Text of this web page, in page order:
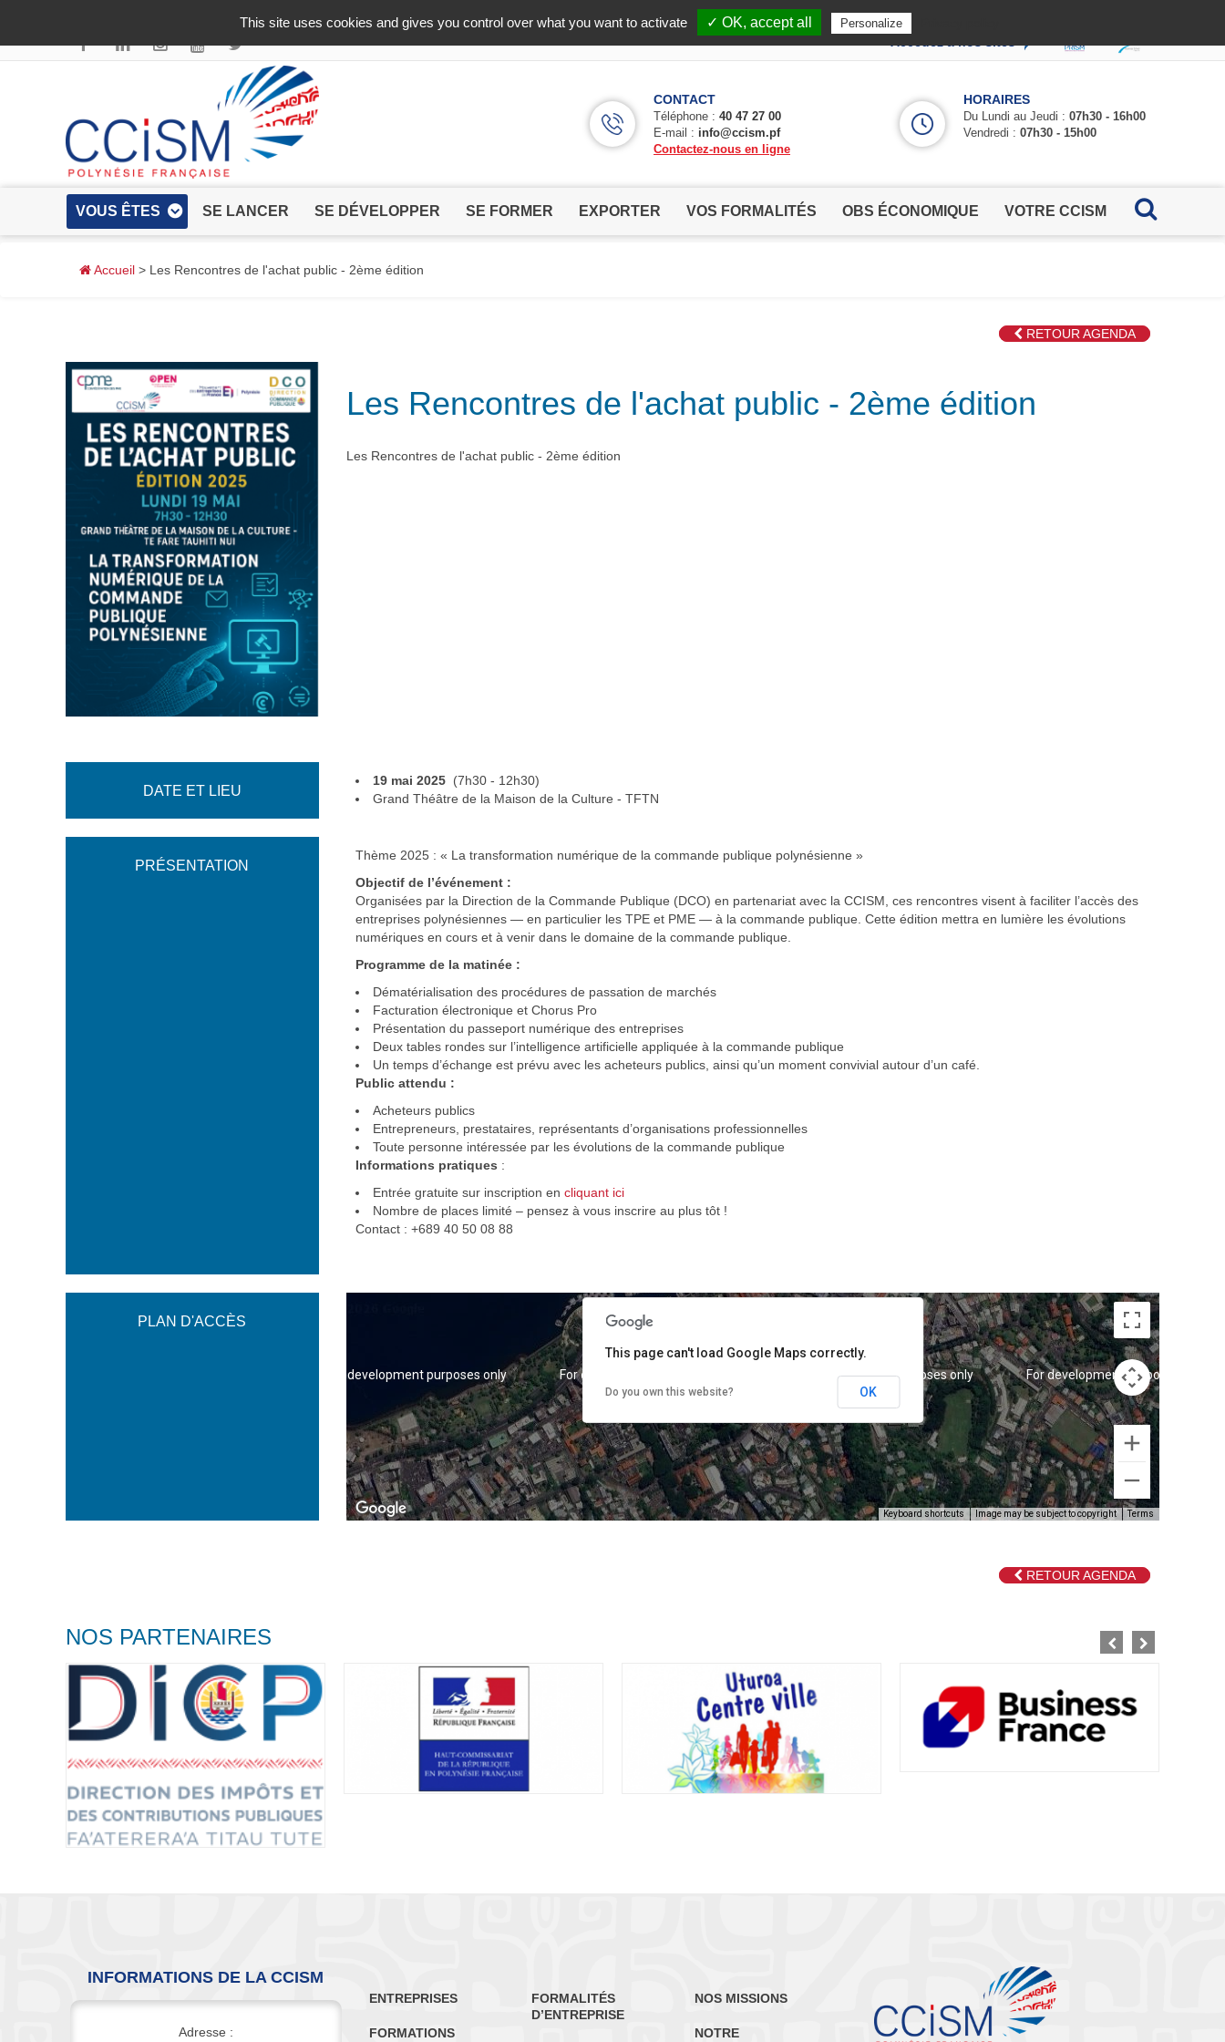
✓ Allow
CONTACT
Téléphone : 40 47 27 00
E-mail : info@ccism.pf
Contactez-nous en ligne
HORAIRES
Du Lundi au Jeudi : 07h30 - 16h00
Vendredi : 07h30 - 15h00
VOUS ÊTES SE LANCER SE DÉVELOPPER SE FORMER EXPORTER VOS FORMALITÉS OBS ÉCONOMIQUE VOTRE CCISM
Accueil > Les Rencontres de l'achat public - 2ème édition
RETOUR AGENDA
Les Rencontres de l'achat public - 2ème édition
Les Rencontres de l'achat public - 2ème édition
DATE ET LIEU
19 mai 2025 (7h30 - 12h30)
Grand Théâtre de la Maison de la Culture - TFTN
PRÉSENTATION
Thème 2025 : « La transformation numérique de la commande publique polynésienne »
Objectif de l’événement :
Organisées par la Direction de la Commande Publique (DCO) en partenariat avec la CCISM, ces rencontres visent à faciliter l’accès des
entreprises polynésiennes — en particulier les TPE et PME — à la commande publique. Cette édition mettra en lumière les évolutions
numériques en cours et à venir dans le domaine de la commande publique.
Programme de la matinée :
Dématérialisation des procédures de passation de marchés
Facturation électronique et Chorus Pro
Présentation du passeport numérique des entreprises
Deux tables rondes sur l’intelligence artificielle appliquée à la commande publique
Un temps d’échange est prévu avec les acheteurs publics, ainsi qu’un moment convivial autour d’un café.
Public attendu :
Acheteurs publics
Entrepreneurs, prestataires, représentants d’organisations professionnelles
Toute personne intéressée par les évolutions de la commande publique
Informations pratiques :
Entrée gratuite sur inscription en cliquant ici
Nombre de places limité – pensez à vous inscrire au plus tôt !
Contact : +689 40 50 08 88
PLAN D'ACCÈS
For development purposes only For development purposes only For development purposes only For development purposes only
Keyboard shortcuts Image may be subject to copyright Terms
This page can't load Google Maps correctly.
Do you own this website? OK
RETOUR AGENDA
NOS PARTENAIRES
INFORMATIONS DE LA CCISM
Adresse :
ENTREPRISES
FORMATIONS
FORMALITÉS
D’ENTREPRISE
NOS MISSIONS
NOTRE
This site uses cookies and gives you control over what you want to activate ✓ OK, accept all Personalize